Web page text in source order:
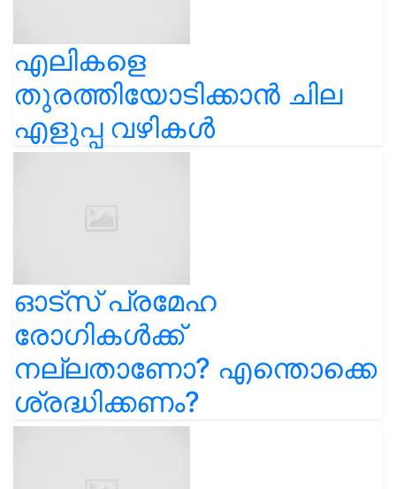
എലികളെ
തുരത്തിയോടിക്കാൻ ചില
എളുപ്പ വഴികൾ
ഓട്സ് പ്രമേഹ
രോഗികൾക്ക്
നല്ലതാണോ? എന്തൊക്കെ
ശ്രദ്ധിക്കണം?